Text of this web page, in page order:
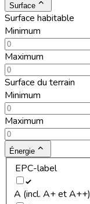
Surface
Surface habitable
Minimum
Maximum
Surface du terrain
Minimum
Maximum
Énergie
EPC-label
A (incl. A+ et A++)